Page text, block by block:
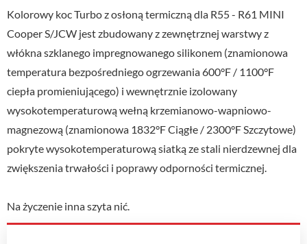
Kolorowy koc Turbo z osłoną termiczną dla R55 - R61 MINI
Cooper S/JCW jest zbudowany z zewnętrznej warstwy z
włókna szklanego impregnowanego silikonem (znamionowa
temperatura bezpośredniego ogrzewania 600°F / 1100°F
ciepła promieniującego) i wewnętrznie izolowany
wysokotemperaturową wełną krzemianowo-wapniowo-
magnezową (znamionowa 1832°F Ciągłe / 2300°F Szczytowe)
pokryte wysokotemperaturową siatką ze stali nierdzewnej dla
zwiększenia trwałości i poprawy odporności termicznej.
Na życzenie inna szyta nić.